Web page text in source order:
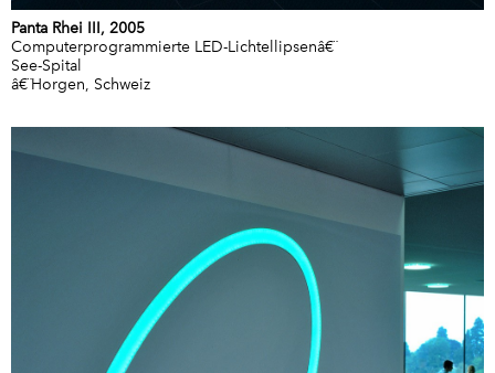
Panta Rhei III, 2005
Computerprogrammierte LED-Lichtellipsenâ€¨
See-Spital
â€¨Horgen, Schweiz